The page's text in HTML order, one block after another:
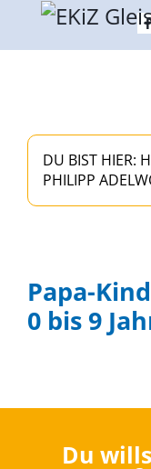
DU BIST HIER:
PHILIPP
Papa-
0 bis 9
Du